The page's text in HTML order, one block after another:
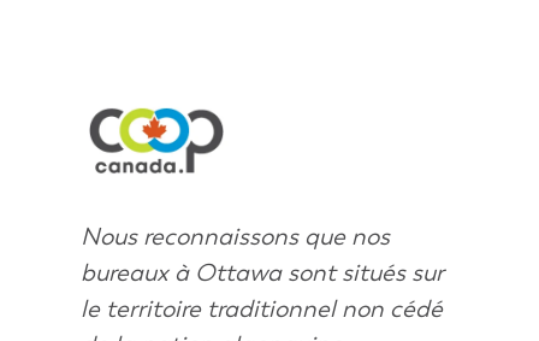
Nous reconnaissons que nos
bureaux à Ottawa sont situés sur
le territoire traditionnel non cédé